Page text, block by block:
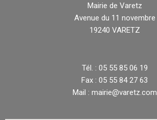
Mairie de Varetz
Avenue du 11 novembre
19240 VARETZ
Tél. : 05 55 85 06 19
Fax : 05 55 84 27 63
Mail : mairie@varetz.com